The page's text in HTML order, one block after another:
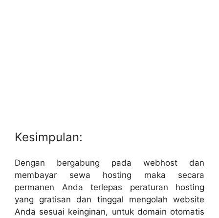
Kesimpulan:
Dengan bergabung pada webhost dan
membayar sewa hosting maka secara
permanen Anda terlepas peraturan hosting
yang gratisan dan tinggal mengolah website
Anda sesuai keinginan, untuk domain otomatis